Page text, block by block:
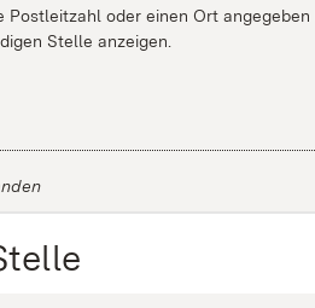
Postleitzahl oder einen Ort
Stelle anzeigen.